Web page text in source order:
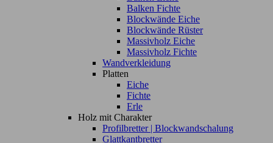
Balken Fichte
Blockwände Eiche
Blockwände Rüster
Massivholz Eiche
Massivholz Fichte
Wandverkleidung
Platten
Eiche
Fichte
Erle
Holz mit Charakter
Profilbretter | Blockwandschalung
Glattkantbretter